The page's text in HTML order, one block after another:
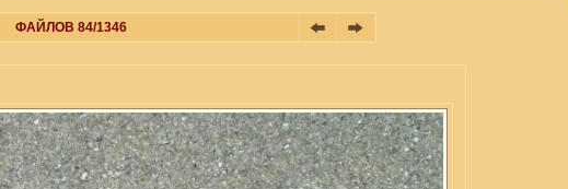
ФАЙЛОВ 84/1346